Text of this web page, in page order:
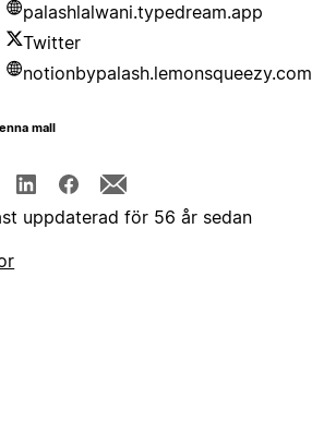
palashlalwani.typedream.app
Twitter
notionbypalash.lemonsqueezy.com
mall
uppdaterad för 56 år sedan